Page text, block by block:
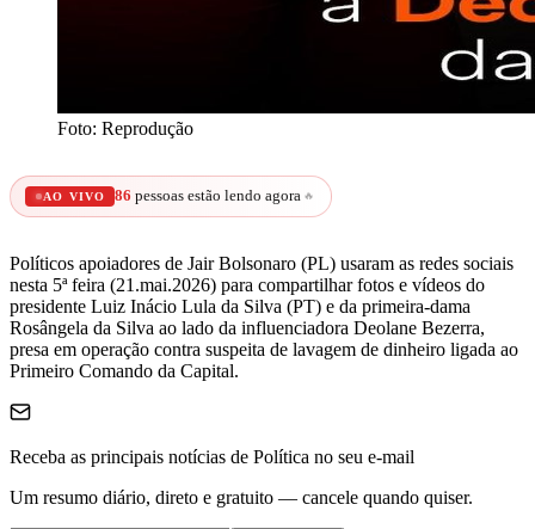
Foto: Reprodução
AO VIVO 86 pessoas estão lendo agora 🔥
Políticos apoiadores de Jair Bolsonaro (PL) usaram as redes sociais
nesta 5ª feira (21.mai.2026) para compartilhar fotos e vídeos do
presidente Luiz Inácio Lula da Silva (PT) e da primeira-dama
Rosângela da Silva ao lado da influenciadora Deolane Bezerra,
presa em operação contra suspeita de lavagem de dinheiro ligada ao
Primeiro Comando da Capital.
Receba as principais notícias de Política no seu e-mail
Um resumo diário, direto e gratuito — cancele quando quiser.